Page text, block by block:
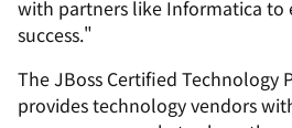
with partners like Informatica to
success."
The JBoss Certified Technology
provides technology vendors